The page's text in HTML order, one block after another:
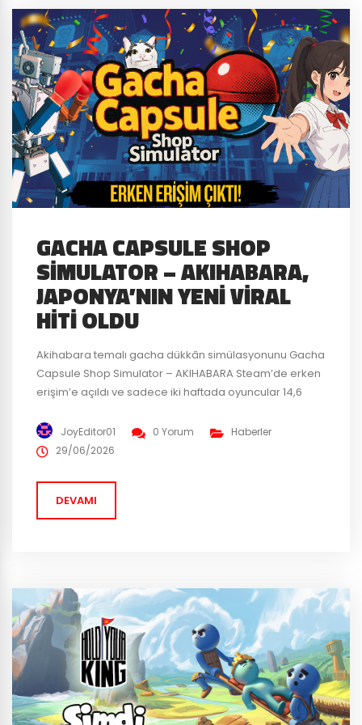
GACHA CAPSULE SHOP
SIMULATOR – AKIHABARA,
JAPONYA’NIN YENI VIRAL
HITI OLDU
Akihabara temalı gacha dükkân simülasyonunu Gacha
Capsule Shop Simulator – AKIHABARA Steam’de erken
erişim’e açıldı ve sadece iki haftada oyuncular 14,6
VTuber topluluklarını adeta kasıp kavurdu. Oyunun en
yüksek satış yaptığı ülke Japonya oldu. Japon oyun
Shop Simulator...
JoyEditor01 0 Yorum
Haberler
29/06/2026
DEVAMI